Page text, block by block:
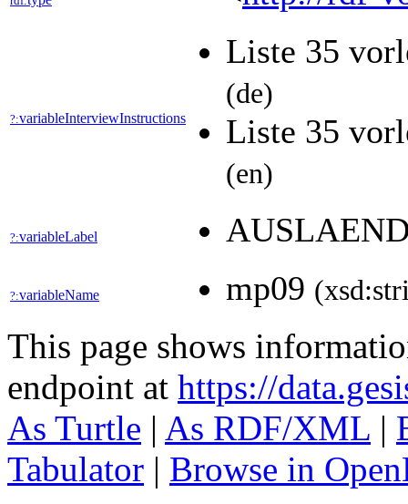
?:variableInterviewInstructions
Liste 35
(de)
Liste 35
(en)
?:variableLabel
?:variableName mp09
This page shows
endpoint at https://
As Turtle | As RDF/XML |
Tabulator | Browse in